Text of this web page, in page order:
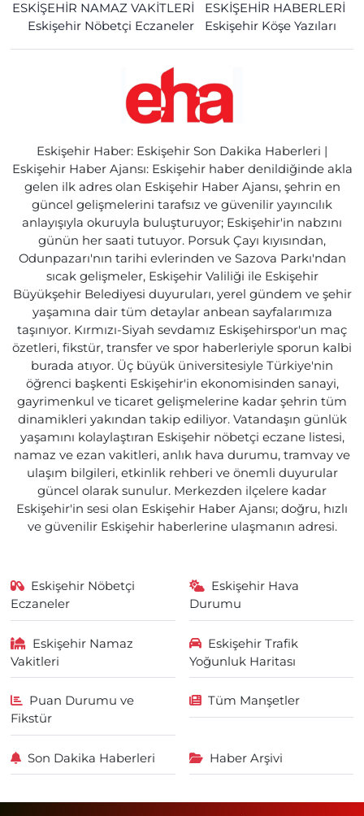
ESKİŞEHİR NAMAZ VAKİTLERİ
ESKİŞEHİR HABERLERİ
Eskişehir Nöbetçi Eczaneler
Eskişehir Köşe Yazıları
Eskişehir Haber: Eskişehir Son Dakika Haberleri |
Eskişehir Haber Ajansı: Eskişehir haber denildiğinde akla
gelen ilk adres olan Eskişehir Haber Ajansı, şehrin en
güncel gelişmelerini tarafsız ve güvenilir yayıncılık
anlayışıyla okuruyla buluşturuyor; Eskişehir'in nabzını
günün her saati tutuyor. Porsuk Çayı kıyısından,
Odunpazarı'nın tarihi evlerinden ve Sazova Parkı'ndan
sıcak gelişmeler, Eskişehir Valiliği ile Eskişehir
Büyükşehir Belediyesi duyuruları, yerel gündem ve şehir
yaşamına dair tüm detaylar anbean sayfalarımıza
taşınıyor. Kırmızı-Siyah sevdamız Eskişehirspor'un maç
özetleri, fikstür, transfer ve spor haberleriyle sporun kalbi
burada atıyor. Üç büyük üniversitesiyle Türkiye'nin
öğrenci başkenti Eskişehir'in ekonomisinden sanayi,
gayrimenkul ve ticaret gelişmelerine kadar şehrin tüm
dinamikleri yakından takip ediliyor. Vatandaşın günlük
yaşamını kolaylaştıran Eskişehir nöbetçi eczane listesi,
namaz ve ezan vakitleri, anlık hava durumu, tramvay ve
ulaşım bilgileri, etkinlik rehberi ve önemli duyurular
güncel olarak sunulur. Merkezden ilçelere kadar
Eskişehir'in sesi olan Eskişehir Haber Ajansı; doğru, hızlı
ve güvenilir Eskişehir haberlerine ulaşmanın adresi.
Eskişehir Nöbetçi
Eczaneler
Eskişehir Hava
Durumu
Eskişehir Namaz
Vakitleri
Eskişehir Trafik
Yoğunluk Haritası
Puan Durumu ve
Fikstür
Tüm Manşetler
Son Dakika Haberleri Haber Arşivi